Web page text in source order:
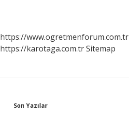
https://www.ogretmenforum.com.tr
https://karotaga.com.trSitemap
Son Yazılar